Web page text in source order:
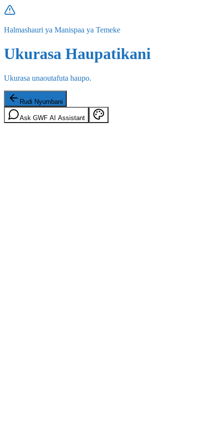
Halmashauri ya Manispaa ya Temeke
Ukurasa Haupatikani
Ukurasa unaoutafuta haupo.
Rudi Nyumbani
Ask GWF AI Assistant